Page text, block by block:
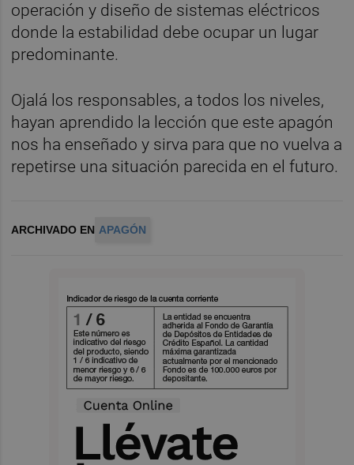
operación y diseño de sistemas eléctricos
donde la estabilidad debe ocupar un lugar
predominante.
Ojalá los responsables, a todos los niveles,
hayan aprendido la lección que este apagón
nos ha enseñado y sirva para que no vuelva a
repetirse una situación parecida en el futuro.
ARCHIVADO EN APAGÓN